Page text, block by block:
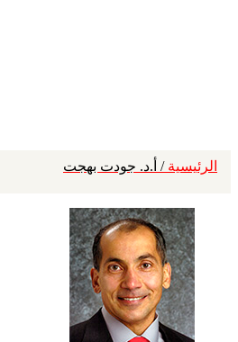
الرئيسية / أ.د. جودت بهجت